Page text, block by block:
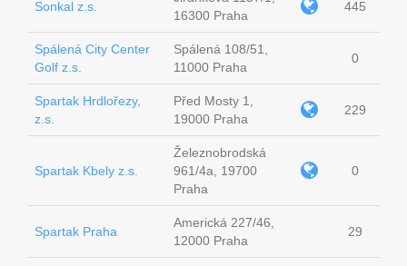
Sonkal z.s.
16300 Praha
445
Spálená City Center
Golf z.s.
Spálená 108/51,
11000 Praha
0
Spartak Hrdlořezy,
z.s.
Před Mosty 1,
19000 Praha
229
Spartak Kbely z.s.
Železnobrodská
961/4a, 19700
Praha
0
Spartak Praha
Americká 227/46,
12000 Praha
29